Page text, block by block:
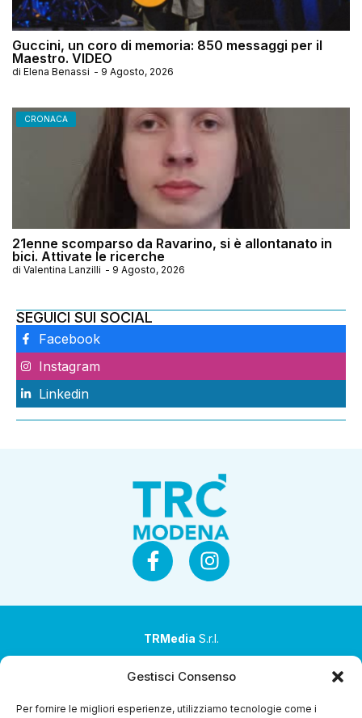
Gestisci Consenso
Per fornire le migliori esperienze, utilizziamo tecnologie come i
Guccini, un coro di memoria: 850 messaggi per il
Maestro. VIDEO
di Elena Benassi - 9 Agosto, 2026
CRONACA
21enne scomparso da Ravarino, si è allontanato in
bici. Attivate le ricerche
di Valentina Lanzilli - 9 Agosto, 2026
SEGUICI SUI SOCIAL
Facebook
Instagram
Linkedin
TRMedia S.r.l.
coordinamento da parte di Coop Alleanza 3.0 Soc. Coop.